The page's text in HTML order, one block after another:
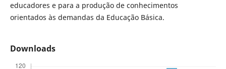
educadores e para a produção de conhecimentos
orientados às demandas da Educação Básica.
Downloads